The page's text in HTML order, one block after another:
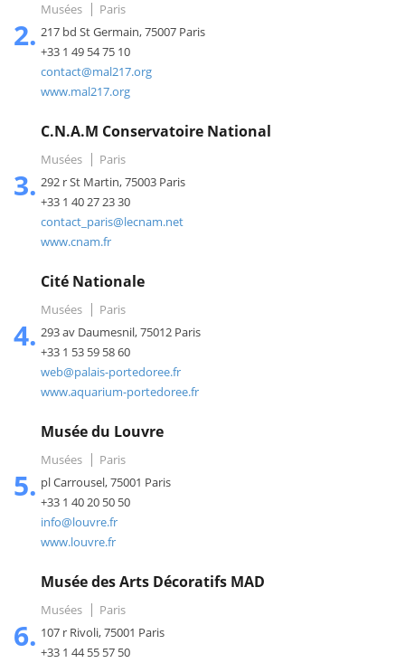
2.
Musées
Paris
217 bd St Germain, 75007 Paris
+33 1 49 54 75 10
contact@mal217.org
www.mal217.org
3.
C.N.A.M Conservatoire National
Musées
Paris
292 r St Martin, 75003 Paris
+33 1 40 27 23 30
contact_paris@lecnam.net
www.cnam.fr
4.
Cité Nationale
Musées
Paris
293 av Daumesnil, 75012 Paris
+33 1 53 59 58 60
web@palais-portedoree.fr
www.aquarium-portedoree.fr
5.
Musée du Louvre
Musées
Paris
pl Carrousel, 75001 Paris
+33 1 40 20 50 50
info@louvre.fr
www.louvre.fr
6.
Musée des Arts Décoratifs MAD
Musées
Paris
107 r Rivoli, 75001 Paris
+33 1 44 55 57 50